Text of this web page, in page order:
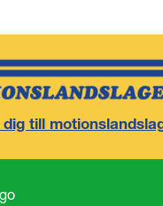
till